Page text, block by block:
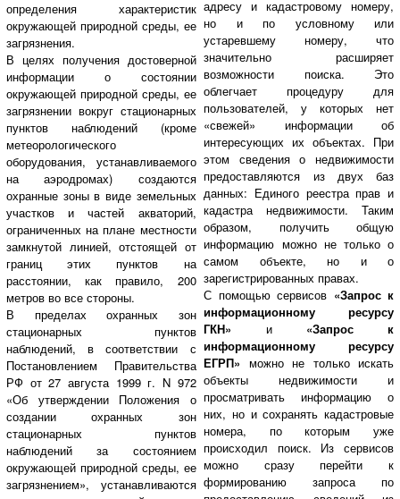
определения характеристик
окружающей природной среды, ее
загрязнения.
В целях получения достоверной
информации о состоянии
окружающей природной среды, ее
загрязнении вокруг стационарных
пунктов наблюдений (кроме
метеорологического
оборудования, устанавливаемого
на аэродромах) создаются
охранные зоны в виде земельных
участков и частей акваторий,
ограниченных на плане местности
замкнутой линией, отстоящей от
границ этих пунктов на
расстоянии, как правило, 200
метров во все стороны.
В пределах охранных зон
стационарных пунктов
наблюдений, в соответствии с
Постановлением Правительства
РФ от 27 августа 1999 г. N 972
«Об утверждении Положения о
создании охранных зон
стационарных пунктов
наблюдений за состоянием
окружающей природной среды, ее
загрязнением», устанавливаются
адресу и кадастровому номеру,
но и по условному или
устаревшему номеру, что
значительно расширяет
возможности поиска. Это
облегчает процедуру для
пользователей, у которых нет
«свежей» информации об
интересующих их объектах. При
этом сведения о недвижимости
предоставляются из двух баз
данных: Единого реестра прав и
кадастра недвижимости. Таким
образом, получить общую
информацию можно не только о
самом объекте, но и о
зарегистрированных правах.
С помощью сервисов «Запрос к
информационному ресурсу
ГКН» и «Запрос к
информационному ресурсу
ЕГРП» можно не только искать
объекты недвижимости и
просматривать информацию о
них, но и сохранять кадастровые
номера, по которым уже
происходил поиск. Из сервисов
можно сразу перейти к
формированию запроса по